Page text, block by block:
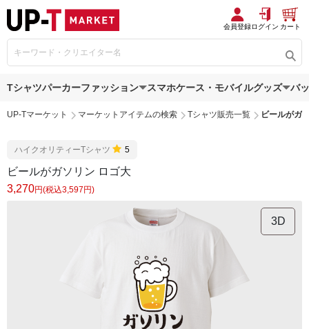
会員登録ログイン カート
Tシャツパーカーファッション スマホケース・モバイルグッズ バ
UP-Tマーケット マーケットアイテムの検索 Tシャツ販売一覧 ビールがガ
ハイクオリティーTシャツ 5
ビールがガソリン ロゴ大
3,270円(税込3,597円)
3D